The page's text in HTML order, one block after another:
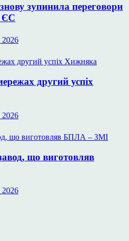
зупинила переговори
ЄС
2026
другий успіх
2026
що виготовляв
2026